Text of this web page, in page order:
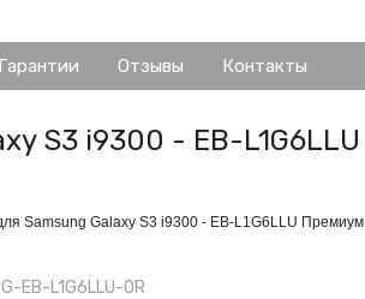
Гарантии Отзывы Контакты
S3 i9300 - EB-L1G6LLU
Samsung Galaxy S3 i9300 - EB-L1G6LLU Премиум
EB-L1G6LLU-OR